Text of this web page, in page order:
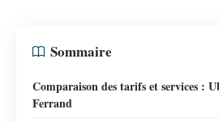
Sommaire
Comparaison des tarifs et services :
Ferrand